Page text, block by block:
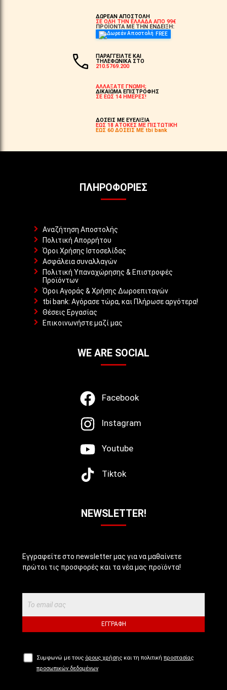
ΔΩΡΕΑΝ ΑΠΟΣΤΟΛΗ
ΣΕ ΟΛΗ ΤΗΝ ΕΛΛΑΔΑ ΑΠΟ 99€
ΠΡΟΪΟΝΤΑ ΜΕ ΤΗΝ ΕΝΔΕΙΞΗ:
FREE
ΠΑΡΑΓΓΕΙΛΤΕ ΚΑΙ
ΤΗΛΕΦΩΝΙΚΑ ΣΤΟ
210.5769.200
ΑΛΛΑΞΑΤΕ ΓΝΩΜΗ;
ΔΙΚΑΙΩΜΑ ΕΠΙΣΤΡΟΦΗΣ
ΣΕ ΕΩΣ 14 ΗΜΕΡΕΣ!
ΔΟΣΕΙΣ ΜΕ ΕΥΕΛΙΞΙΑ
ΕΩΣ 18 ΑΤΟΚΕΣ ΜΕ ΠΙΣΤΩΤΙΚΗ
ΕΩΣ 60 ΔΟΣΕΙΣ ΜΕ tbi bank
ΠΛΗΡΟΦΟΡΊΕΣ
Αναζήτηση Αποστολής
Πολιτική Απορρήτου
Όροι Χρήσης Ιστοσελίδας
Ασφάλεια συναλλαγών
Πολιτική Υπαναχώρησης & Επιστροφές
Προϊόντων
Όροι Αγοράς & Χρήσης Δωροεπιταγών
tbi bank: Αγόρασε τώρα, και Πλήρωσε αργότερα!
Θέσεις Εργασίας
Επικοινωνήστε μαζί μας
WE ARE SOCIAL
Facebook
Instagram
Youtube
Tiktok
NEWSLETTER!
Εγγραφείτε στο newsletter μας για να μαθαίνετε
πρώτοι τις προσφορές και τα νέα μας προϊόντα!
ΕΓΓΡΑΦΉ
Συμφωνώ με τους όρους χρήσης και τη πολιτική προστασίας
προσωπικών δεδομένων